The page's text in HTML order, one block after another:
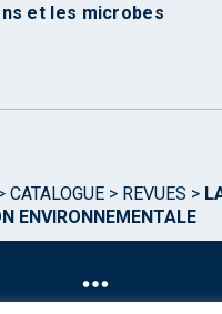
et les microbes
CATALOGUE > REVUES >
ENVIRONNEMENTALE